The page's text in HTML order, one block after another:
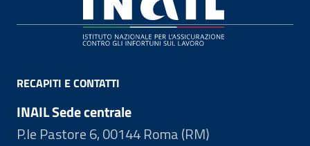
RECAPITI E CONTATTI
INAIL Sede centrale
P.le Pastore 6, 00144 Roma (RM)